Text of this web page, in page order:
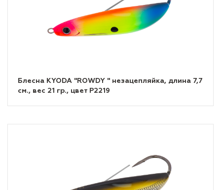
Блесна KYODA "ROWDY " незацепляйка, длина 7,7
см., вес 21 гр., цвет P2219